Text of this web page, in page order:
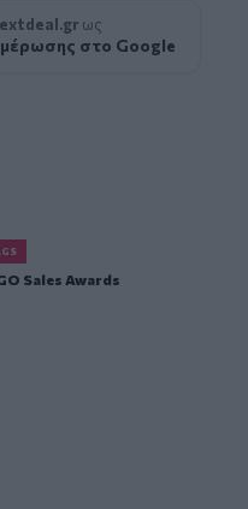
ως
στο Google
Sales Awards